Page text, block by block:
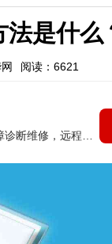
是什么
阅读：6621